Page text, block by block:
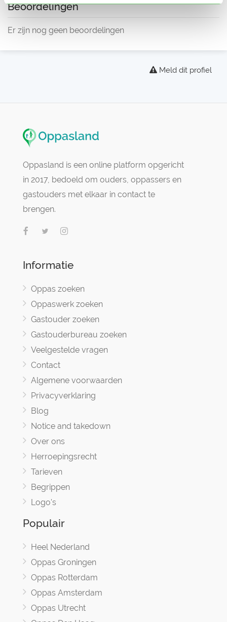
Beoordelingen
Er zijn nog geen beoordelingen
Meld dit profiel
Oppasland is een online platform opgericht
in 2017, bedoeld om ouders, oppassers en
gastouders met elkaar in contact te
brengen.
Informatie
Oppas zoeken
Oppaswerk zoeken
Gastouder zoeken
Gastouderbureau zoeken
Veelgestelde vragen
Contact
Algemene voorwaarden
Privacyverklaring
Blog
Notice and takedown
Over ons
Herroepingsrecht
Tarieven
Begrippen
Logo's
Populair
Heel Nederland
Oppas Groningen
Oppas Rotterdam
Oppas Amsterdam
Oppas Utrecht